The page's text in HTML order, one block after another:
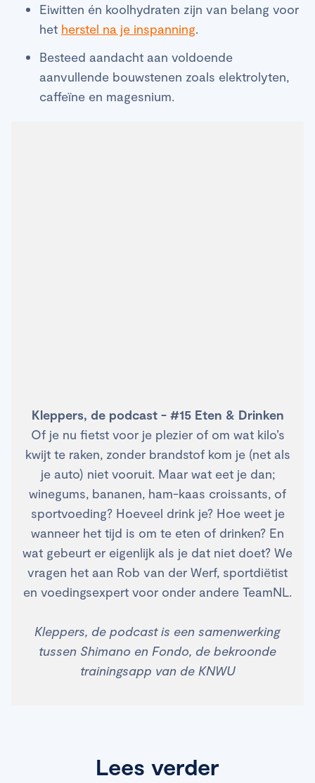
Eiwitten én koolhydraten zijn van belang voor
het herstel na je inspanning.
Besteed aandacht aan voldoende
aanvullende bouwstenen zoals elektrolyten,
caffeïne en magesnium.
Kleppers, de podcast - #15 Eten & Drinken
Of je nu fietst voor je plezier of om wat kilo’s
kwijt te raken, zonder brandstof kom je (net als
je auto) niet vooruit. Maar wat eet je dan;
winegums, bananen, ham-kaas croissants, of
sportvoeding? Hoeveel drink je? Hoe weet je
wanneer het tijd is om te eten of drinken? En
wat gebeurt er eigenlijk als je dat niet doet? We
vragen het aan Rob van der Werf, sportdiëtist
en voedingsexpert voor onder andere TeamNL.
Kleppers, de podcast is een samenwerking
tussen Shimano en Fondo, de bekroonde
trainingsapp van de KNWU
Lees verder